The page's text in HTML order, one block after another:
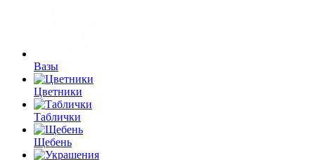
Вазы
Цветники
Таблички
Щебень